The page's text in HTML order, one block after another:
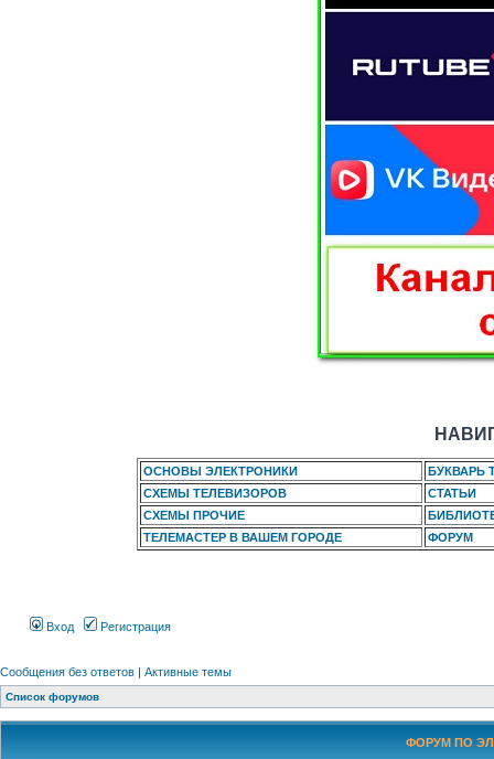
ОСНОВЫ ЭЛЕКТРОНИКИ
БУКВАРЬ
СХЕМЫ ТЕЛЕВИЗОРОВ
СТАТЬИ
СХЕМЫ ПРОЧИЕ
ТЕЛЕМАСТЕР В ВАШЕМ ГОРОДЕ
ФОРУМ
Вход Регистрация
Сообщения без ответов | Активные темы
Список форумов
ФОРУМ ПО